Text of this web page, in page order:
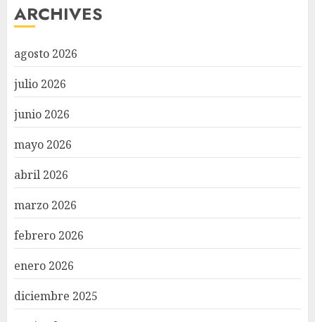
ARCHIVES
agosto 2026
julio 2026
junio 2026
mayo 2026
abril 2026
marzo 2026
febrero 2026
enero 2026
diciembre 2025